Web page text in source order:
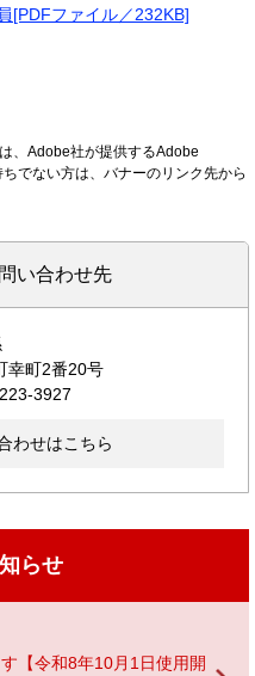
[PDFファイル／232KB]
、Adobe社が提供するAdobe
でない方は、バナーのリンク先から
い合わせ先
幸町2番20号
3927
わせはこちら
らせ
【令和8年10月1日使用開